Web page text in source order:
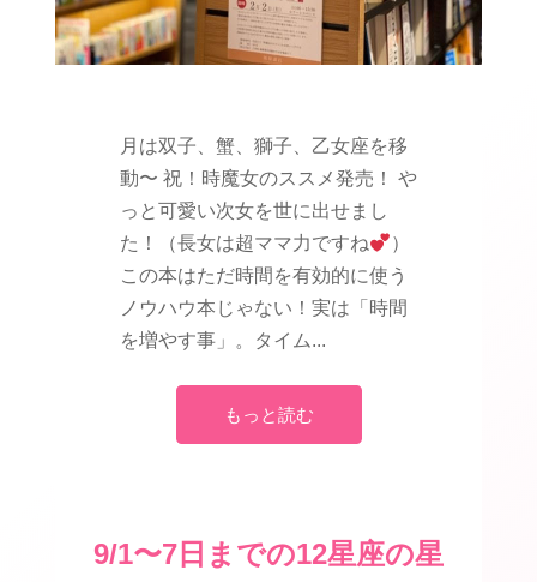
月は双子、蟹、獅子、乙女座を移
動〜 祝！時魔女のススメ発売！ や
っと可愛い次女を世に出せまし
た！（長女は超ママ力ですね
）
この本はただ時間を有効的に使う
ノウハウ本じゃない！実は「時間
を増やす事」。タイム...
もっと読む
9/1〜7日までの12星座の星